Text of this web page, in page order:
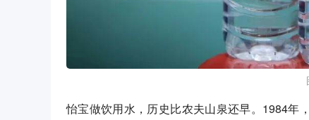
怡宝做饮用水，历史比农夫山泉还早。1984年